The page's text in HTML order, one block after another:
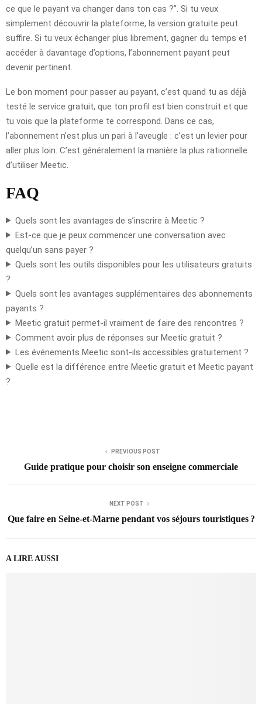
ce que le payant va changer dans ton cas ?”. Si tu veux
simplement découvrir la plateforme, la version gratuite peut
suffire. Si tu veux échanger plus librement, gagner du temps et
accéder à davantage d’options, l’abonnement payant peut
devenir pertinent.
Le bon moment pour passer au payant, c’est quand tu as déjà
testé le service gratuit, que ton profil est bien construit et que
tu vois que la plateforme te correspond. Dans ce cas,
l’abonnement n’est plus un pari à l’aveugle : c’est un levier pour
aller plus loin. C’est généralement la manière la plus rationnelle
d’utiliser Meetic.
FAQ
Quels sont les avantages de s’inscrire à Meetic ?
Est-ce que je peux commencer une conversation avec
quelqu’un sans payer ?
Quels sont les outils disponibles pour les utilisateurs gratuits
?
Quels sont les avantages supplémentaires des abonnements
payants ?
Meetic gratuit permet-il vraiment de faire des rencontres ?
Comment avoir plus de réponses sur Meetic gratuit ?
Les événements Meetic sont-ils accessibles gratuitement ?
Quelle est la différence entre Meetic gratuit et Meetic payant
?
PREVIOUS POST
Guide pratique pour choisir son enseigne commerciale
NEXT POST
Que faire en Seine-et-Marne pendant vos séjours touristiques ?
A LIRE AUSSI